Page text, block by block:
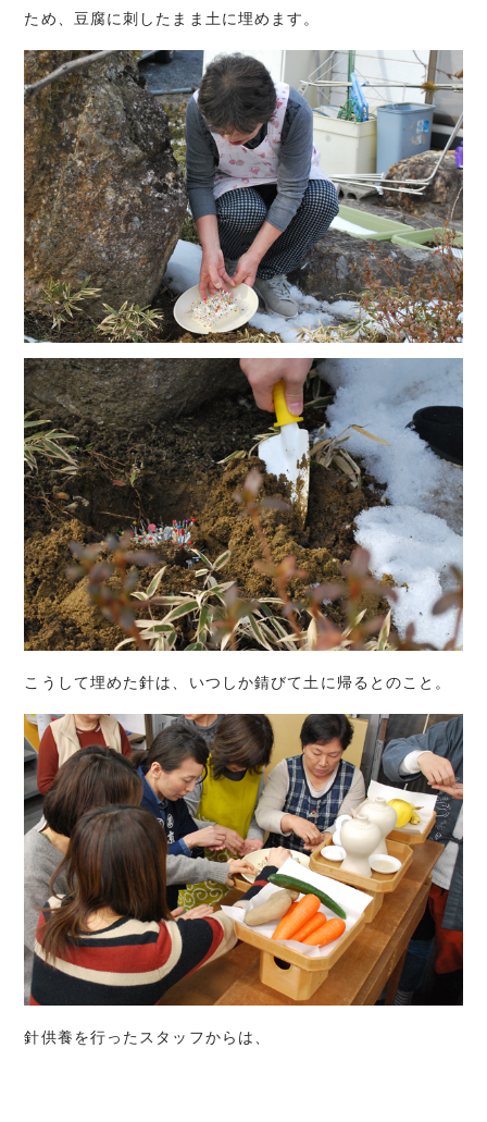
ため、豆腐に刺したまま土に埋めます。
こうして埋めた針は、いつしか錆びて土に帰るとのこと。
針供養を行ったスタッフからは、